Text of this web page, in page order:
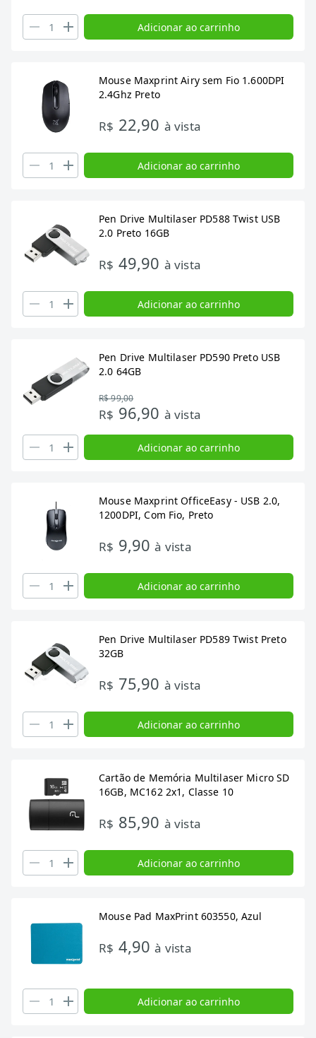
Adicionar ao carrinho
Mouse Maxprint Airy sem Fio 1.600DPI
2.4Ghz Preto
R$ 22,90 à vista
Adicionar ao carrinho
Pen Drive Multilaser PD588 Twist USB
2.0 Preto 16GB
R$ 49,90 à vista
Adicionar ao carrinho
Pen Drive Multilaser PD590 Preto USB
2.0 64GB
R$ 99,00
R$ 96,90 à vista
Adicionar ao carrinho
Mouse Maxprint OfficeEasy - USB 2.0,
1200DPI, Com Fio, Preto
R$ 9,90à vista
Adicionar ao carrinho
Pen Drive Multilaser PD589 Twist Preto
32GB
R$ 75,90 à vista
Adicionar ao carrinho
Cartão de Memória Multilaser Micro SD
16GB, MC162 2x1, Classe 10
R$ 85,90 à vista
Adicionar ao carrinho
Mouse Pad MaxPrint 603550, Azul
R$ 4,90à vista
Adicionar ao carrinho